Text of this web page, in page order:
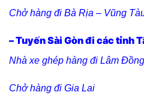
Chở hàng đi Bà Rịa – Vũng
– Tuyến Sài Gòn đi các tỉnh
Nhà xe ghép hàng đi Lâm Đồng
Chở hàng đi Gia Lai